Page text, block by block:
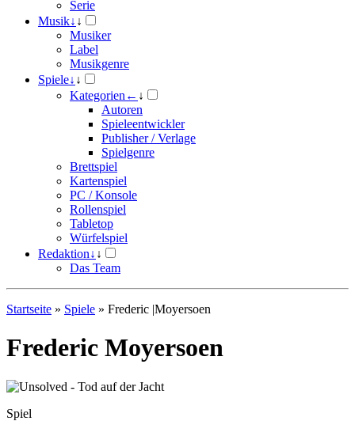
Serie
Musik↓ ↓
Musiker
Label
Musikgenre
Spiele↓ ↓
Kategorien ← ↓
Autoren
Spieleentwickler
Publisher / Verlage
Spielgenre
Brettspiel
Kartenspiel
PC / Konsole
Rollenspiel
Tabletop
Würfelspiel
Redaktion↓ ↓
Das Team
Startseite » Spiele » Frederic |Moyersoen
Frederic Moyersoen
Spiel